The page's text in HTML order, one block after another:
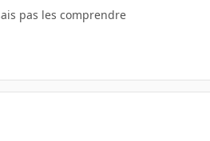
pas les comprendre